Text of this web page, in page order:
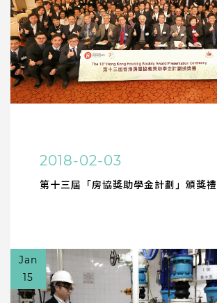
2018-02-03
第十三屆「房協獎助學金計劃」頒獎禮
Jan
15